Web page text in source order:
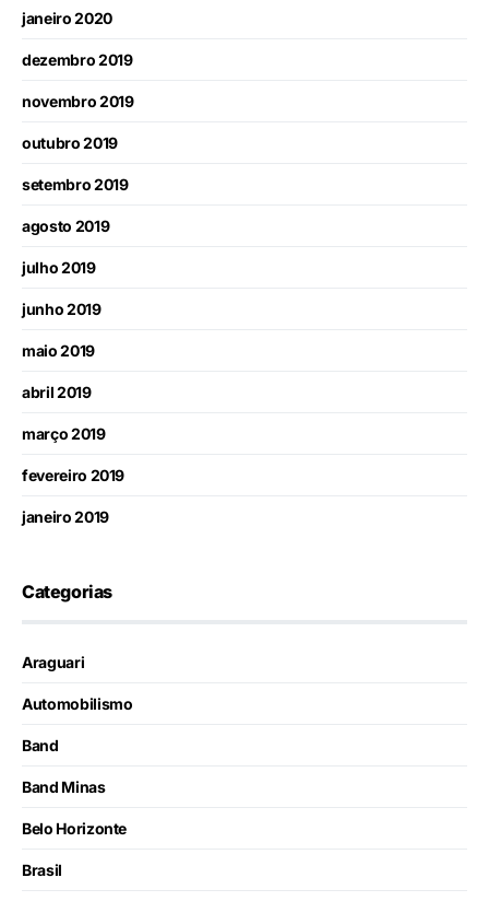
janeiro 2020
dezembro 2019
novembro 2019
outubro 2019
setembro 2019
agosto 2019
julho 2019
junho 2019
maio 2019
abril 2019
março 2019
fevereiro 2019
janeiro 2019
Categorias
Araguari
Automobilismo
Band
Band Minas
Belo Horizonte
Brasil